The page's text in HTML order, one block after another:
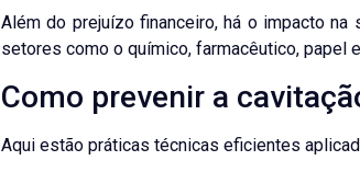
Além do prejuízo financeiro, há o impacto na
setores como o químico, farmacêutico, papel
Como prevenir a
Aqui estão práticas técnicas eficientes